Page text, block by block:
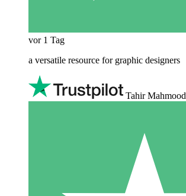
vor 1 Tag
a versatile resource for graphic designers
Tahir Mahmood